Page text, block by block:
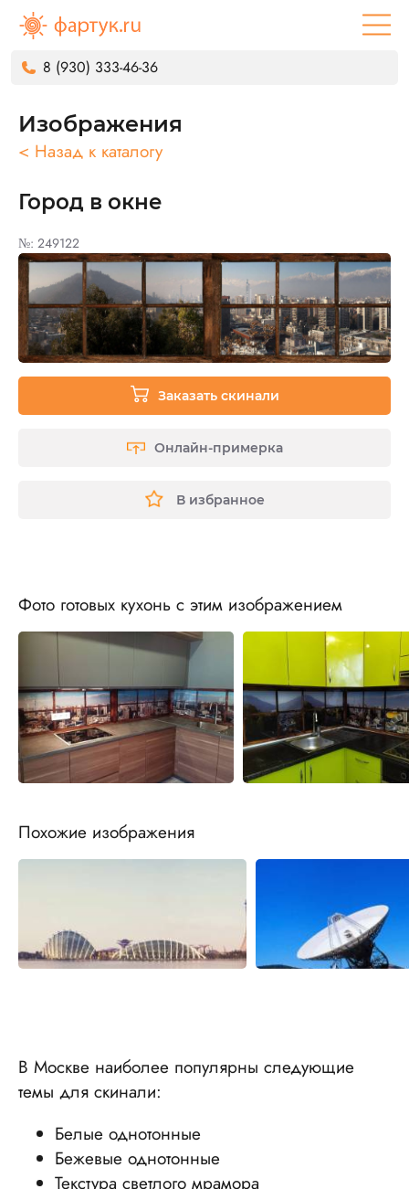
8 (930) 333-46-36
Изображения
< Назад к каталогу
Город в окне
№: 249122
Заказать скинали
Онлайн-примерка
В избранное
Фото готовых кухонь с этим изображением
Похожие изображения
В Москве наиболее популярны следующие
темы для скинали:
Белые однотонные
Бежевые однотонные
Текстура светлого мрамора